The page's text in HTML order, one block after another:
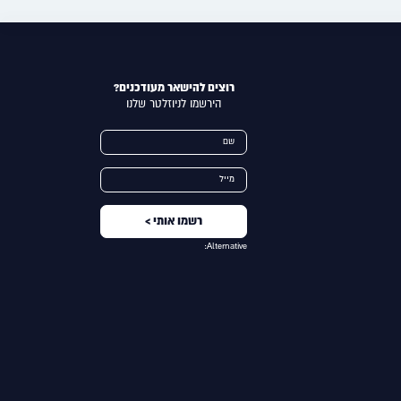
רוצים להישאר מעודכנים?
הירשמו לניוזלטר שלנו
שם
מייל
Alternative: